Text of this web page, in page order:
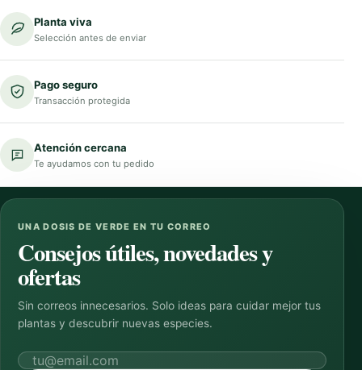
Planta viva
Selección antes de enviar
Pago seguro
Transacción protegida
Atención cercana
Te ayudamos con tu pedido
UNA DOSIS DE VERDE EN TU CORREO
Consejos útiles, novedades y
ofertas
Sin correos innecesarios. Solo ideas para cuidar mejor tus
plantas y descubrir nuevas especies.
Correo electrónico